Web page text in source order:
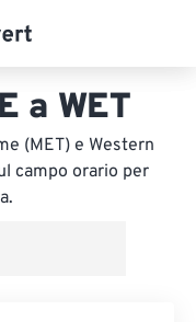
a WET
(MET) e Western
campo orario per